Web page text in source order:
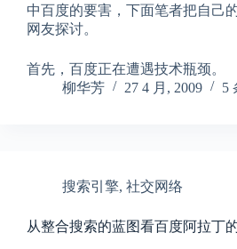
中百度的要害，下面笔者把自己
网友探讨。
首先，百度正在遭遇技术瓶颈。
柳华芳
27 4 月, 2009 5
搜索引擎, 社交网络
从整合搜索的蓝图看百度阿拉丁